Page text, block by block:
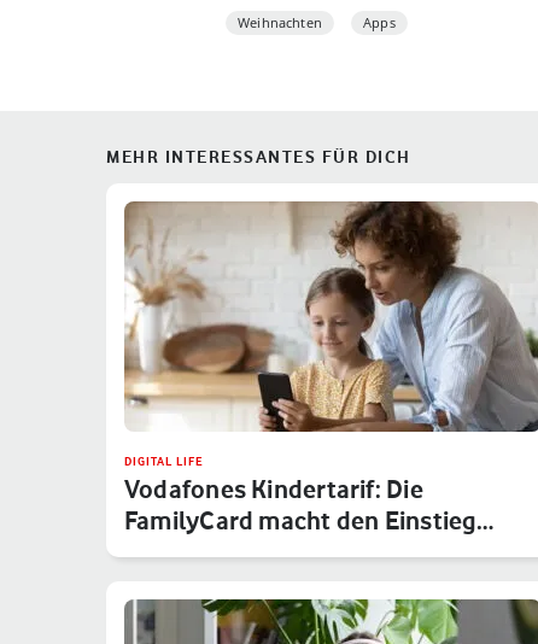
Weihnachten Apps
MEHR INTERESSANTES FÜR DICH
DIGITAL LIFE
Vodafones Kindertarif: Die
FamilyCard macht den Einstieg
sicher